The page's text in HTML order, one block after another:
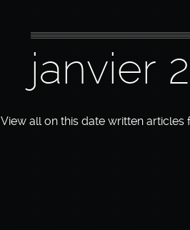
janvier
View all on this date written